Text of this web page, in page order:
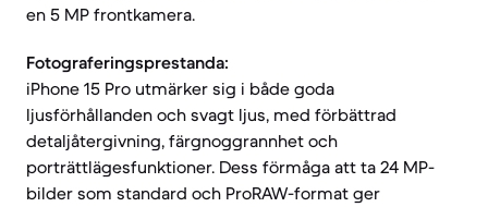
en 5 MP frontkamera.
Fotograferingsprestanda:
iPhone 15 Pro utmärker sig i både goda
ljusförhållanden och svagt ljus, med förbättrad
detaljåtergivning, färgnoggrannhet och
porträttlägesfunktioner. Dess förmåga att ta 24 MP-
bilder som standard och ProRAW-format ger